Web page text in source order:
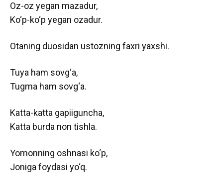
Oz-oz yegan mazadur,
Ko‘p-ko‘p yegan ozadur.
Otaning duosidan ustozning faxri yaxshi.
Tuya ham sovg‘a,
Tugma ham sovg‘a.
Katta-katta gapiiguncha,
Katta burda non tishla.
Yomonning oshnasi ko‘p,
Joniga foydasi yo‘q.